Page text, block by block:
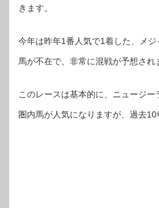
きます。
今年は昨年1番人気で1着した、メ
馬が不在で、非常に混戦が予想され
このレースは基本的に、ニュージ
圏内馬が人気になりますが、過去10